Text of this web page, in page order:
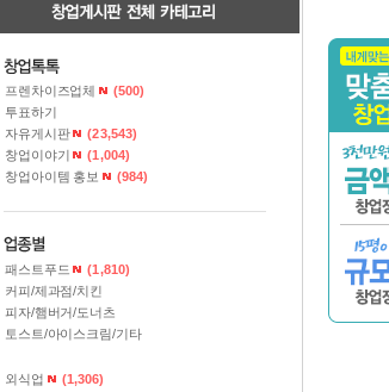
프렌차이즈업체
(500)
투표하기
자유게시판
(23,543)
창업이야기
(1,004)
창업아이템 홍보
(984)
패스트푸드
(1,810)
커피/제과점/치킨
피자/햄버거/도너츠
토스트/아이스크림/기타
외식업
(1,306)